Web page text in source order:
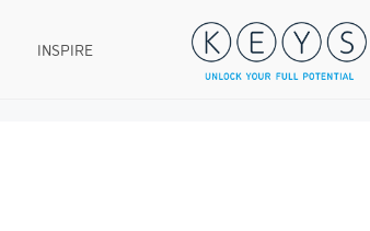
INSPIRE